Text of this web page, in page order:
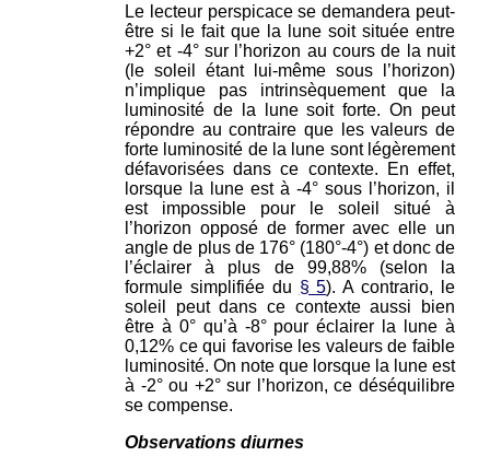
Le lecteur perspicace se demandera peut-
être si le fait que la lune soit située entre
+2° et -4° sur l’horizon au cours de la nuit
(le soleil étant lui-même sous l’horizon)
n’implique pas intrinsèquement que la
luminosité de la lune soit forte. On peut
répondre au contraire que les valeurs de
forte luminosité de la lune sont légèrement
défavorisées dans ce contexte. En effet,
lorsque la lune est à -4° sous l’horizon, il
est impossible pour le soleil situé à
l’horizon opposé de former avec elle un
angle de plus de 176° (180°-4°) et donc de
l’éclairer à plus de 99,88% (selon la
formule simplifiée du § 5). A contrario, le
soleil peut dans ce contexte aussi bien
être à 0° qu’à -8° pour éclairer la lune à
0,12% ce qui favorise les valeurs de faible
luminosité. On note que lorsque la lune est
à -2° ou +2° sur l’horizon, ce déséquilibre
se compense.
Observations diurnes